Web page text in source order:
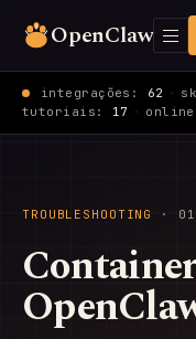
OpenClaw
integrações: 62 ·
tutoriais: 17 · online
TROUBLESHOOTING ·